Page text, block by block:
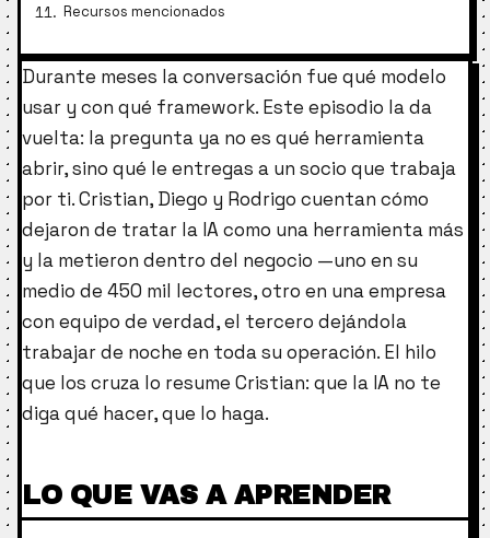
Recursos mencionados
Durante meses la conversación fue qué modelo
usar y con qué framework. Este episodio la da
vuelta: la pregunta ya no es qué herramienta
abrir, sino qué le entregas a un socio que trabaja
por ti. Cristian, Diego y Rodrigo cuentan cómo
dejaron de tratar la IA como una herramienta más
y la metieron dentro del negocio —uno en su
medio de 450 mil lectores, otro en una empresa
con equipo de verdad, el tercero dejándola
trabajar de noche en toda su operación. El hilo
que los cruza lo resume Cristian: que la IA no te
diga qué hacer, que lo haga.
LO QUE VAS A APRENDER